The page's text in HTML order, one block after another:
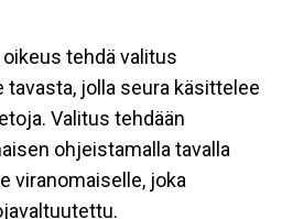
tehdä valitus
jolla seura käsittelee
Valitus tehdään
ohjeistamalla tavalla
viranomaiselle, joka